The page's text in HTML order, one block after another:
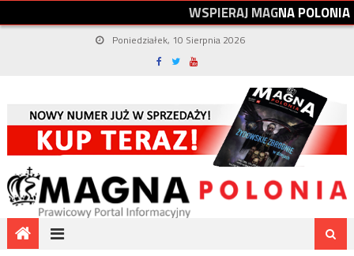
WSPIERAJMAGNAPOLONIA
Poniedziałek, 10 Sierpnia 2026